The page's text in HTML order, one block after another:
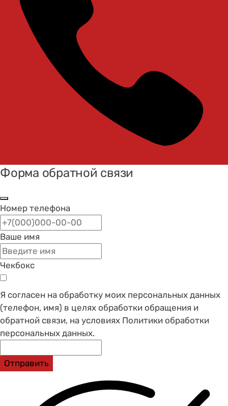
Форма обратной связи
Номер телефона
Ваше имя
Чекбокс
Я согласен на обработку моих персональных данных
(телефон, имя) в целях обработки обращения и
обратной связи, на условиях Политики обработки
персональных данных.
Отправить